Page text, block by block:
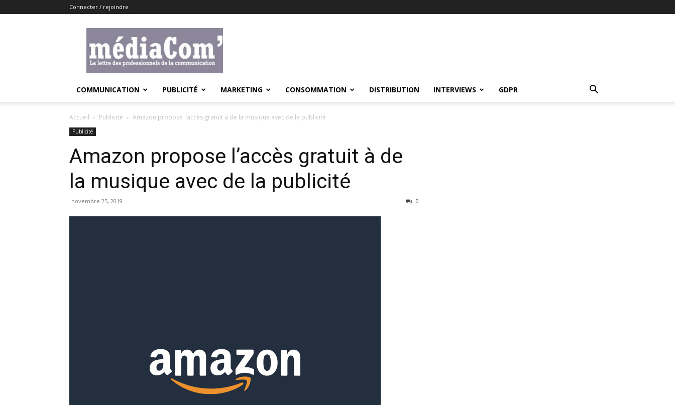
Connecter / rejoindre
COMMUNICATION PUBLICITÉ MARKETING CONSOMMATION DISTRIBUTION INTERVIEWS GDPR
Accueil Publicité Amazon propose l’accès gratuit à de la musique avec de la publicité
Publicité
Amazon propose l’accès gratuit à de
la musique avec de la publicité
novembre 25, 2019 0